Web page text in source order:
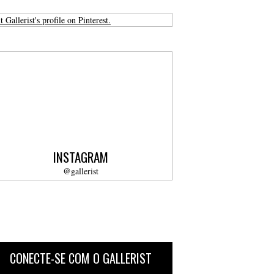
Gallerist's profile on Pinterest.
INSTAGRAM
@gallerist
CONECTE-SE COM O GALLERIST